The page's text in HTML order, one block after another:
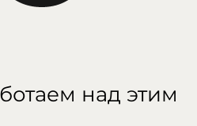
над этим